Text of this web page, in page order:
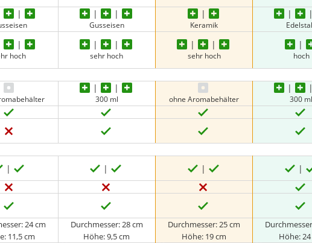
Gusseisen Keramik
hoch sehr hoch sehr hoch hoch
300 ml ohne Aromabehälter 300 ml
24 cm
11,5 cm
Durchmesser: 28 cm
Höhe: 9,5 cm
Durchmesser: 25 cm
Höhe: 19 cm
Höhe: